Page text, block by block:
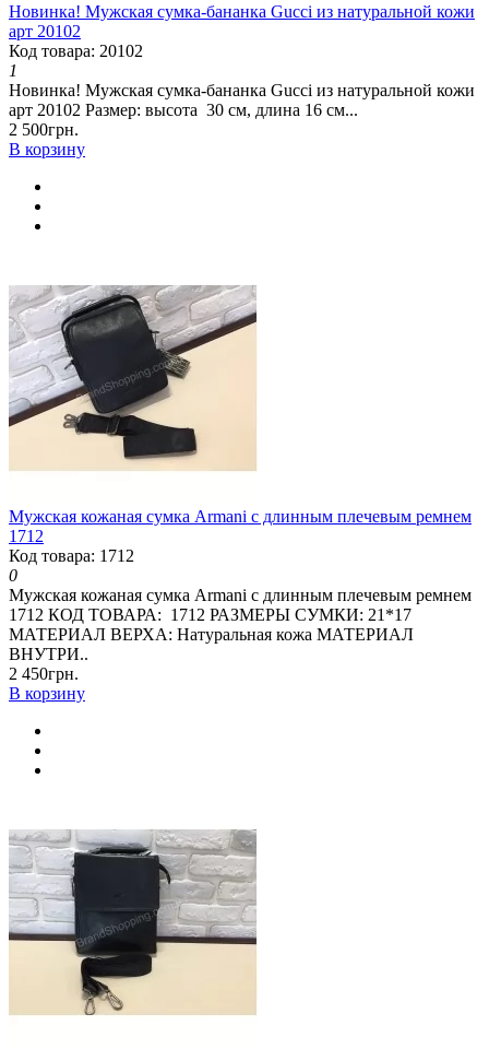
Новинка! Мужская сумка-бананка Gucci из натуральной кожи
арт 20102
Код товара: 20102
1
Новинка! Мужская сумка-бананка Gucci из натуральной кожи
арт 20102 Размер: высота 30 см, длина 16 см...
2 500грн.
В корзину
Мужская кожаная сумка Armani с длинным плечевым ремнем
1712
Код товара: 1712
0
Мужская кожаная сумка Armani с длинным плечевым ремнем
1712 КОД ТОВАРА: 1712 РАЗМЕРЫ СУМКИ: 21*17
МАТЕРИАЛ ВЕРХА: Натуральная кожа МАТЕРИАЛ
ВНУТРИ..
2 450грн.
В корзину